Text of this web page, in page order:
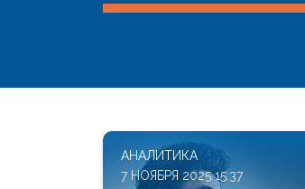
АНАЛИТИКА
7 НОЯБРЯ 2025 15:37